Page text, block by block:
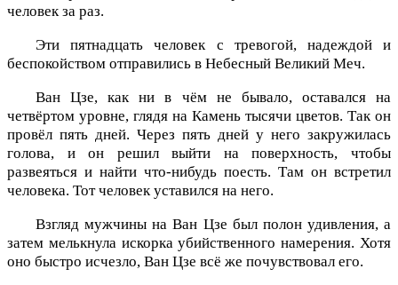
человек за раз.
Эти пятнадцать человек с тревогой, надеждой и
беспокойством отправились в Небесный Великий Меч.
Ван Цзе, как ни в чём не бывало, оставался на
четвёртом уровне, глядя на Камень тысячи цветов. Так он
провёл пять дней. Через пять дней у него закружилась
голова, и он решил выйти на поверхность, чтобы
развеяться и найти что-нибудь поесть. Там он встретил
человека. Тот человек уставился на него.
Взгляд мужчины на Ван Цзе был полон удивления, а
затем мелькнула искорка убийственного намерения. Хотя
оно быстро исчезло, Ван Цзе всё же почувствовал его.